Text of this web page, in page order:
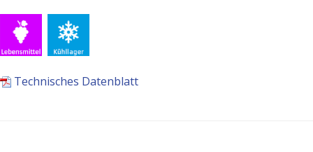
Technisches Datenblatt